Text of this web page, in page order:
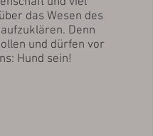
das Wesen des
Denn
und dürfen vor
Hund sein!